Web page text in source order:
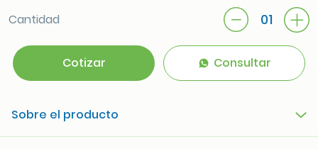
Cantidad 01
Cotizar Consultar
Sobre el producto